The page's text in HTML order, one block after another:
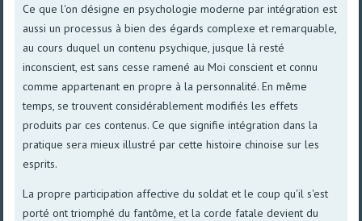
Ce que l'on désigne en psychologie moderne par intégration est
aussi un processus à bien des égards complexe et remarquable,
au cours duquel un contenu psychique, jusque là resté
inconscient, est sans cesse ramené au Moi conscient et connu
comme appartenant en propre à la personnalité. En même
temps, se trouvent considérablement modifiés les effets
produits par ces contenus. Ce que signifie intégration dans la
pratique sera mieux illustré par cette histoire chinoise sur les
esprits.
La propre participation affective du soldat et le coup qu'il s'est
porté ont triomphé du fantôme, et la corde fatale devient du